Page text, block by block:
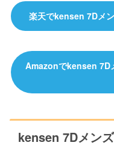
楽天でkensen 7Dメ
Amazonでkensen 7D
kensen 7Dメン